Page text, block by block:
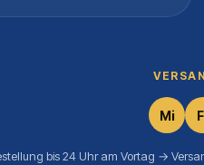
Mi
bis 24 Uhr am Vortag →